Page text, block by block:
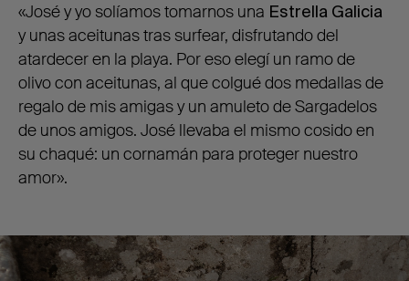
«José y yo solíamos tomarnos una Estrella Galicia
y unas aceitunas tras surfear, disfrutando del
atardecer en la playa. Por eso elegí un ramo de
olivo con aceitunas, al que colgué dos medallas de
regalo de mis amigas y un amuleto de Sargadelos
de unos amigos. José llevaba el mismo cosido en
su chaqué: un cornamán para proteger nuestro
amor».